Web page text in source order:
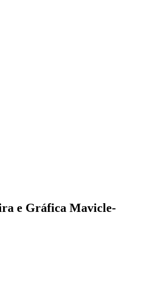
e Gráfica Mavicle-